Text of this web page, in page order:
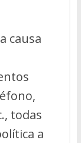
causa
todas
a